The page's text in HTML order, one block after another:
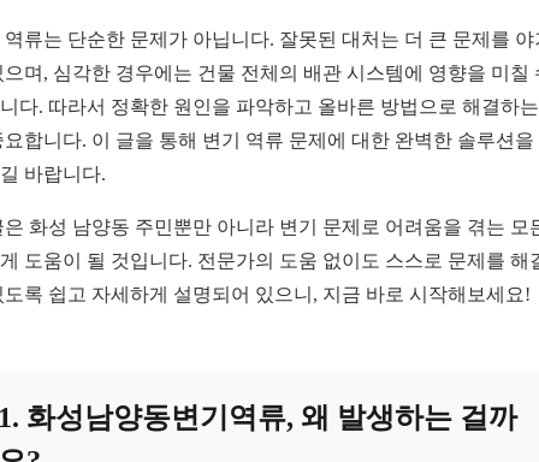
역류는 단순한 문제가 아닙니다. 잘못된 대처는 더 큰 문제를 야
으며, 심각한 경우에는 건물 전체의 배관 시스템에 영향을 미칠
다. 따라서 정확한 원인을 파악하고 올바른 방법으로 해결하
요합니다. 이 글을 통해 변기 역류 문제에 대한 완벽한 솔루션을
바랍니다.
은 화성 남양동 주민뿐만 아니라 변기 문제로 어려움을 겪는 모
도움이 될 것입니다. 전문가의 도움 없이도 스스로 문제를 해
도록 쉽고 자세하게 설명되어 있으니, 지금 바로 시작해보세요!
화성남양동변기역류, 왜 발생하는 걸까